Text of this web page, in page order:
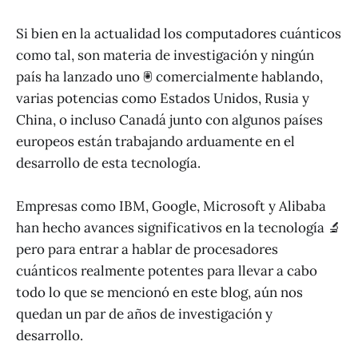
Si bien en la actualidad los computadores cuánticos
como tal, son materia de investigación y ningún
país ha lanzado uno 🖲 comercialmente hablando,
varias potencias como Estados Unidos, Rusia y
China, o incluso Canadá junto con algunos países
europeos están trabajando arduamente en el
desarrollo de esta tecnología.
Empresas como IBM, Google, Microsoft y Alibaba
han hecho avances significativos en la tecnología 🔬
pero para entrar a hablar de procesadores
cuánticos realmente potentes para llevar a cabo
todo lo que se mencionó en este blog, aún nos
quedan un par de años de investigación y
desarrollo.